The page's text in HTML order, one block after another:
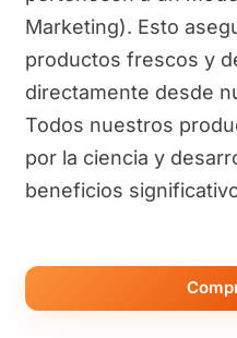
Marketing). Esto
productos frescos y
directamente desde
Todos nuestros
por la ciencia y
beneficios